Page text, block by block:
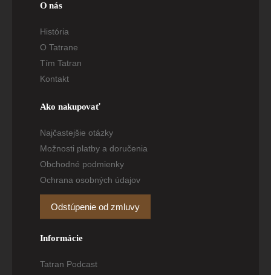
O nás
História
O Tatrane
Tím Tatran
Kontakt
Ako nakupovať
Najčastejšie otázky
Možnosti platby a doručenia
Obchodné podmienky
Ochrana osobných údajov
Odstúpenie od zmluvy
Informácie
Tatran Podcast